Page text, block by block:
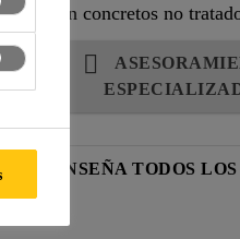
con concretos no
ENSEÑA TODOS